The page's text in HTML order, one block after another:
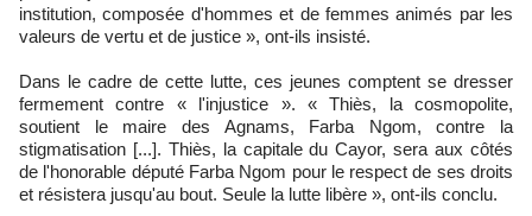
institution, composée d'hommes et de femmes animés par les
valeurs de vertu et de justice », ont-ils insisté.
Dans le cadre de cette lutte, ces jeunes comptent se dresser
fermement contre « l'injustice ». « Thiès, la cosmopolite,
soutient le maire des Agnams, Farba Ngom, contre la
stigmatisation [...]. Thiès, la capitale du Cayor, sera aux côtés
de l'honorable député Farba Ngom pour le respect de ses droits
et résistera jusqu'au bout. Seule la lutte libère », ont-ils conclu.